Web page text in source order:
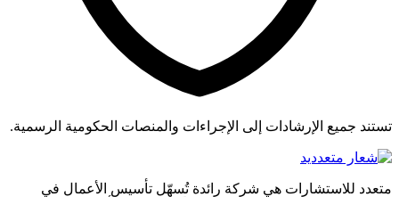
تستند جميع الإرشادات إلى الإجراءات والمنصات الحكومية الرسمية.
متعدد للاستشارات هي شركة رائدة تُسهّل تأسيس الأعمال في